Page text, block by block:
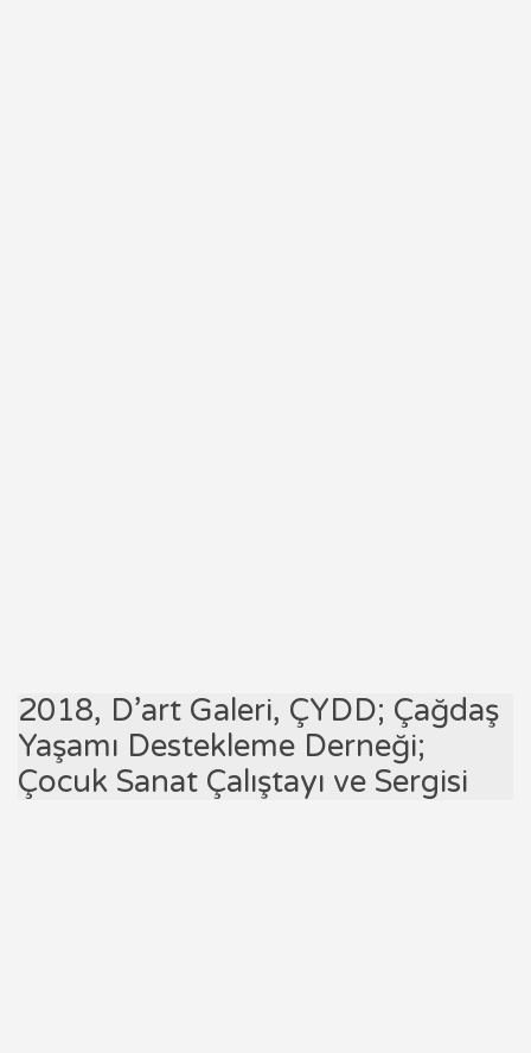
2018, D’art Galeri, ÇYDD; Çağdaş
Yaşamı Destekleme Derneği;
Çocuk Sanat Çalıştayı ve Sergisi